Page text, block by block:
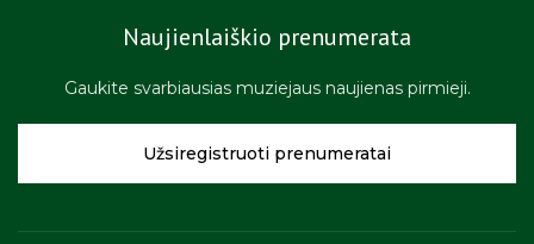
Naujienlaiškio prenumerata
Gaukite svarbiausias muziejaus naujienas pirmieji.
Užsiregistruoti prenumeratai